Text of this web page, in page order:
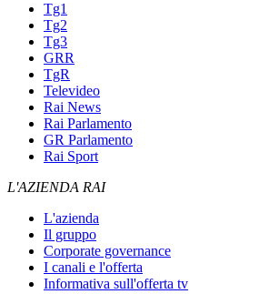
Tg1
Tg2
Tg3
GRR
TgR
Televideo
Rai News
Rai Parlamento
GR Parlamento
Rai Sport
L'AZIENDA RAI
L'azienda
Il gruppo
Corporate governance
I canali e l'offerta
Informativa sull'offerta tv